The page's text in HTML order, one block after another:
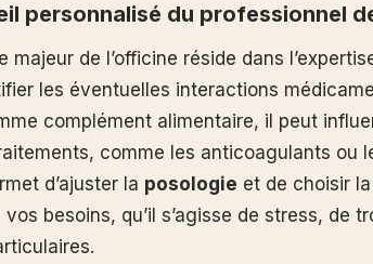
personnalisé du professionnel
majeur de l’officine réside dans
les éventuelles interactions
complément alimentaire, il peut
comme les anticoagulants ou
d’ajuster la posologie et de choisir
besoins, qu’il s’agisse de stress, de